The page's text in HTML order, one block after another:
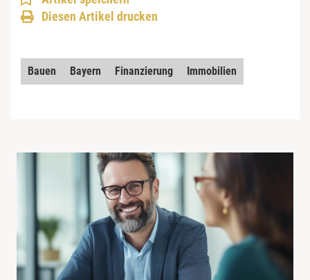
Diesen Artikel drucken
Bauen Bayern Finanzierung Immobilien